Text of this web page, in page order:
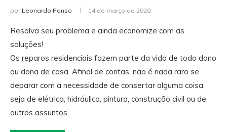
por Leonardo Ponso 14 de março de 2020
Resolva seu problema e ainda economize com as
soluções!
Os reparos residenciais fazem parte da vida de todo dono
ou dona de casa. Afinal de contas, não é nada raro se
deparar com a necessidade de consertar alguma coisa,
seja de elétrica, hidráulica, pintura, construção civil ou de
outros assuntos.